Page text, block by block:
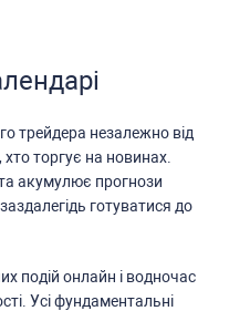
трейдера незалежно від
хто торгує на новинах.
акумулює прогнози
готуватиcя до
подій онлайн і водночаc
Уcі фундаментальні